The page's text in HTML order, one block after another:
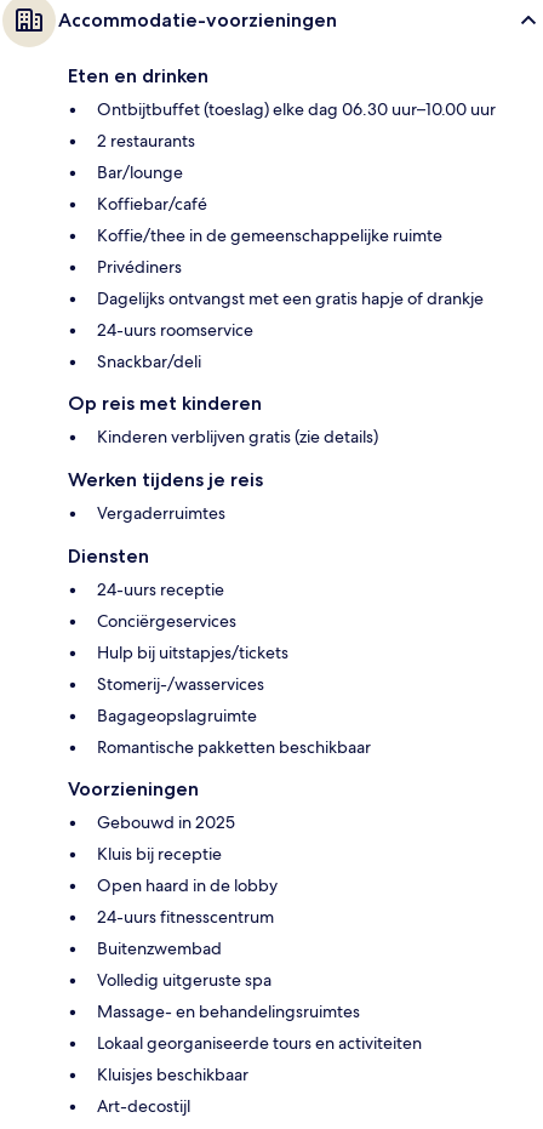
Accommodatie-voorzieningen
Eten en drinken
Ontbijtbuffet (toeslag) elke dag 06.30 uur–10.00 uur
2 restaurants
Bar/lounge
Koffiebar/café
Koffie/thee in de gemeenschappelijke ruimte
Privédiners
Dagelijks ontvangst met een gratis hapje of drankje
24-uurs roomservice
Snackbar/deli
Op reis met kinderen
Kinderen verblijven gratis (zie details)
Werken tijdens je reis
Vergaderruimtes
Diensten
24-uurs receptie
Conciërgeservices
Hulp bij uitstapjes/tickets
Stomerij-/wasservices
Bagageopslagruimte
Romantische pakketten beschikbaar
Voorzieningen
Gebouwd in 2025
Kluis bij receptie
Open haard in de lobby
24-uurs fitnesscentrum
Buitenzwembad
Volledig uitgeruste spa
Massage- en behandelingsruimtes
Lokaal georganiseerde tours en activiteiten
Kluisjes beschikbaar
Art-decostijl